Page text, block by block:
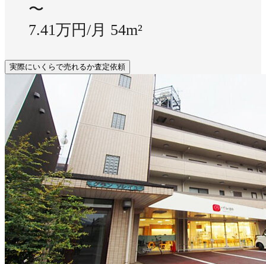
〜
7.41万円/月 54m²
実際にいくらで売れるか査定依頼